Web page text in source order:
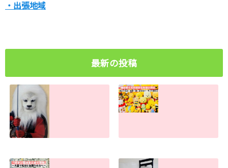
・出張地域
最新の投稿
古い物・キズ汚れ
分のお手伝いしま